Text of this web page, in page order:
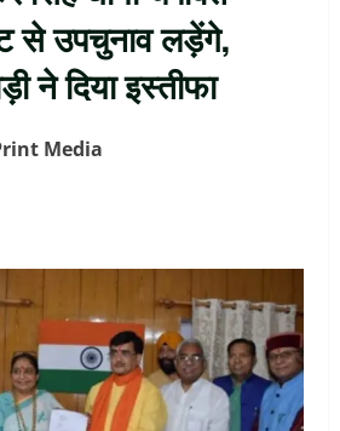
से उपचुनाव लड़ेंगे,
ने दिया इस्तीफा
Media